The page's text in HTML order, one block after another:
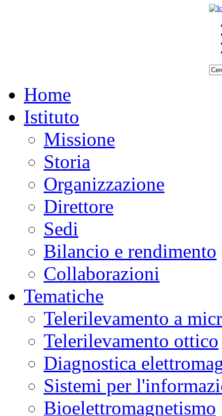
Home
Istituto
Missione
Storia
Organizzazione
Direttore
Sedi
Bilancio e rendimento
Collaborazioni
Tematiche
Telerilevamento a
Telerilevamento ottico
Diagnostica
Sistemi per
Bioelettromagnetismo